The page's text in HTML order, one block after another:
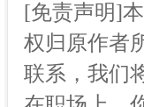
[免责声明]
权归原作者
联系，我们